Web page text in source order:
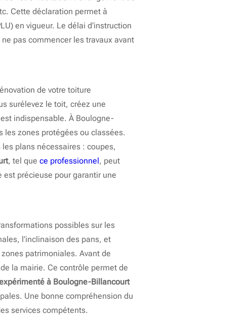
Cette déclaration permet à
en vigueur. Le délai d’instruction
pas commencer les travaux avant
de votre toiture
surélevez le toit, créez une
indispensable. À Boulogne-
les zones protégées ou classées.
plans nécessaires : coupes,
, tel que ce professionnel, peut
précieuse pour garantir une
possibles sur les
l’inclinaison des pans, et
patrimoniales. Avant de
la mairie. Ce contrôle permet de
à Boulogne-Billancourt
Une bonne compréhension du
services compétents.